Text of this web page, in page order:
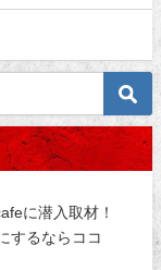
に潜入取材！
するならココ